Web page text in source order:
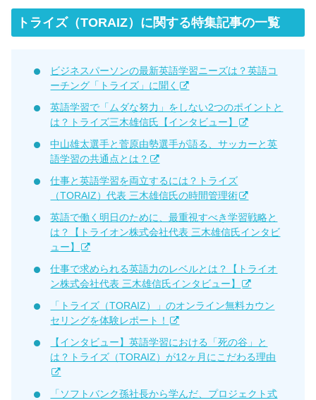
トライズ（TORAIZ）に関する特集記事の一覧
ビジネスパーソンの最新英語学習ニーズは？英語コ
ーチング「トライズ」に聞く
英語学習で「ムダな努力」をしない2つのポイントと
は？トライズ三木雄信氏【インタビュー】
中山雄太選手と菅原由勢選手が語る、サッカーと英
語学習の共通点とは？
仕事と英語学習を両立するには？トライズ
（TORAIZ）代表 三木雄信氏の時間管理術
英語で働く明日のために、最重視すべき学習戦略と
は？【トライオン株式会社代表 三木雄信氏インタビ
ュー】
仕事で求められる英語力のレベルとは？【トライオ
ン株式会社代表 三木雄信氏インタビュー】
「トライズ（TORAIZ）」のオンライン無料カウン
セリングを体験レポート！
【インタビュー】英語学習における「死の谷」と
は？トライズ（TORAIZ）が12ヶ月にこだわる理由
「ソフトバンク孫社長から学んだ、プロジェクト式